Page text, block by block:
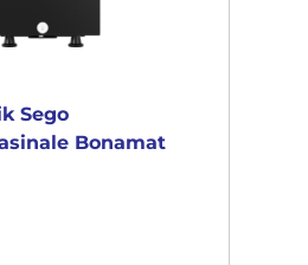
Sego
Bonamat